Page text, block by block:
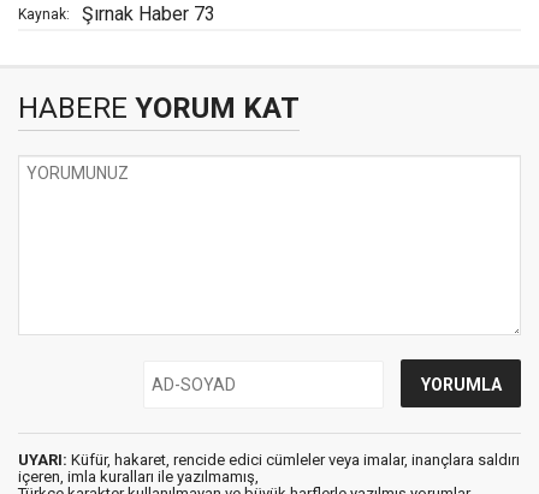
Kaynak: Şırnak Haber 73
HABERE YORUM KAT
UYARI: Küfür, hakaret, rencide edici cümleler veya imalar, inançlara saldırı
içeren, imla kuralları ile yazılmamış,